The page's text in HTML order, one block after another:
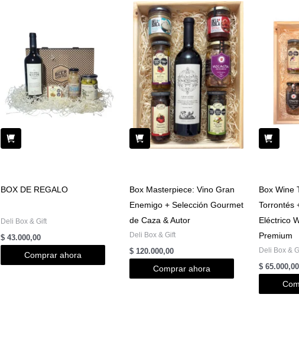
BOX DE REGALO
Deli Box & Gift
$ 43.000,00
Comprar ahora
Box Masterpiece: Vino Gran
Enemigo + Selección Gourmet
de Caza & Autor
Deli Box & Gift
$ 120.000,00
Comprar ahora
Box Wine
Torrontés
Eléctrico
Premium
Deli Box &
$65.000,00